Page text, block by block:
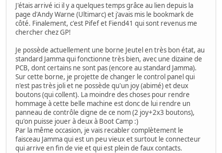
J'étais arrivé ici il y a quelques temps grâce au lien depuis la
page d'Andy Warne (Ultimarc) et j'avais mis le bookmark de
côté. Finalement, c'est Pifef et Fiend41 qui sont revenus me
chercher chez GP!
Je possède actuellement une borne Jeutel en très bon état, au
standard Jamma qui fonctionne très bien, avec une dizaine de
PCB, dont certains ne sont pas (encore au standard Jamma).
Sur cette borne, je projette de changer le control panel qui
n'est pas très joli et ne possède qu'un joy (abimé) et deux
boutons (qui collent). La moindre des choses pour rendre
hommage à cette belle machine est donc de lui rendre un
panneau de contrôle digne de ce nom (2 joy+2x3 boutons),
qu'on puisse jouer à deux à Boot Camp :)
Par la même occasion, je vais recabler complètement le
faisceau Jamma qui est un peu vieux et surtout le connecteur
qui arrive en fin de vie et qui est plein de faux contacts.